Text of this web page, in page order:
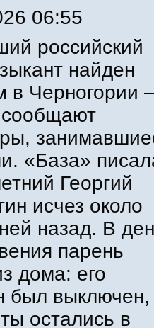
06:55
российский
найден
в Черногории
«База»
Георгий
исчез около
назад. В
парень
дома: его
был выключен,
остались в